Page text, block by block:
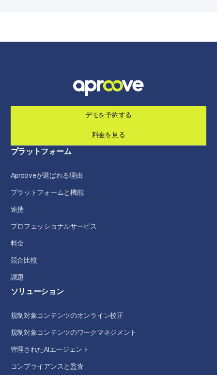
デモを予約する
料金を見る
プラットフォーム
Aprooveが選ばれる理由
プラットフォームと機能
連携
プロフェッショナルサービス
料金
競合比較
課題
ソリューション
規制対象コンテンツのオンライン校正
規制対象コンテンツのワークマネジメント
管理されたAIエージェント
コンプライアンスと監査